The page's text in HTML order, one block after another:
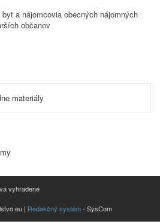
a nájomcovia obecných nájomných
občanov
materiály
vyhradené
| Redakčný systém- SysCom